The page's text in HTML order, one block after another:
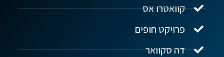
קוואטרו אס
פרויקט חופים
דה סקוואר
שלום! איך אפשר לעזור?